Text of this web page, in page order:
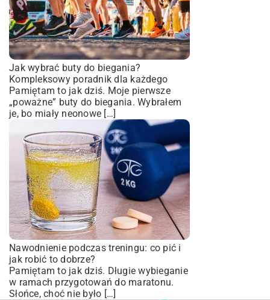
Jak wybrać buty do biegania?
Kompleksowy poradnik dla każdego
Pamiętam to jak dziś. Moje pierwsze
„poważne” buty do biegania. Wybrałem
je, bo miały neonowe […]
Nawodnienie podczas treningu: co pić i
jak robić to dobrze?
Pamiętam to jak dziś. Długie wybieganie
w ramach przygotowań do maratonu.
Słońce, choć nie było […]